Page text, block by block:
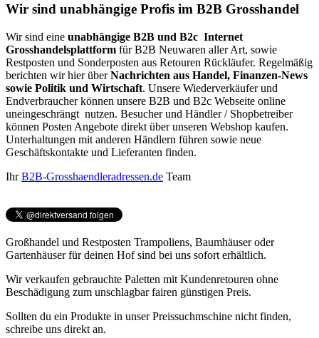
Wir sind unabhängige Profis im B2B Grosshandel
Wir sind eine unabhängige B2B und B2c Internet
Grosshandelsplattform für B2B Neuwaren aller Art, sowie
Restposten und Sonderposten aus Retouren Rückläufer. Regelmäßig
berichten wir hier überNachrichten aus Handel, Finanzen-News
sowie Politik und Wirtschaft. Unsere Wiederverkäufer und
Endverbraucher können unsere B2B und B2c Webseite online
uneingeschrängt nutzen. Besucher und Händler / Shopbetreiber
können Posten Angebote direkt über unseren Webshop kaufen.
Unterhaltungen mit anderen Händlern führen sowie neue
Geschäftskontakte und Lieferanten finden.
IhrB2B-Grosshaendleradressen.de Team
Großhandel und Restposten Trampoliens, Baumhäuser oder
Gartenhäuser für deinen Hof sind bei uns sofort erhältlich.
Wir verkaufen gebrauchte Paletten mit Kundenretouren ohne
Beschädigung zum unschlagbar fairen günstigen Preis.
Sollten du ein Produkte in unser Preissuchmschine nicht finden,
schreibe uns direkt an.